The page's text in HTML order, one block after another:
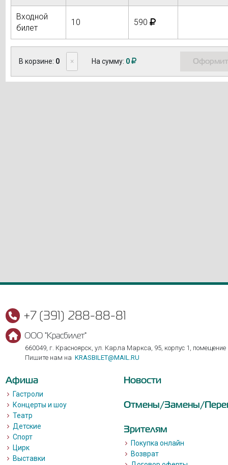
Входной
билет
10 590
В корзине: 0 × На сумму: 0
+7 (391) 288-88-81
ООО "Красбилет"
660049, г. Красноярск, ул. Карла Маркса, 95, корпус 1, помещение
Пишите нам на KRASBILET@MAIL.RU
Афиша
Гастроли
Концерты и шоу
Театр
Детские
Спорт
Цирк
Выставки
Новости
Отмены/Замены/
Зрителям
Покупка онлайн
Возврат